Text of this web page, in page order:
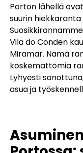
Porton lähellä
suurin hiekkaranta
Vila do Conden
Miramar. Nämä
koskemattomia
Lyhyesti
asua ja